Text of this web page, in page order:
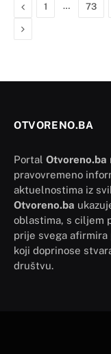
Previous
1 … 73
Next
OTVORENO.BA
Portal Otvoreno.ba
pravovremeno
aktuelnostima iz
Otvoreno.ba
oblastima, s ciljem
prije svega
koji doprinose
društvu.